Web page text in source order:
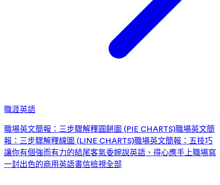
職涯英語
職場英文簡報：三步驟解釋圓餅圖 (PIE CHARTS)職場英文簡
報：三步驟解釋線圖 (LINE CHARTS)職場英文簡報：五技巧
讓你有個強而有力的結尾客氣委婉說英語、得心應手上職場寫
一封出色的商用英語書信檢視全部